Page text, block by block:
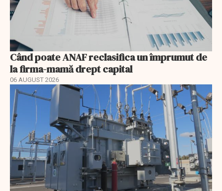
Când poate ANAF reclasifica un împrumut de
la firma-mamă drept capital
06 AUGUST 2026